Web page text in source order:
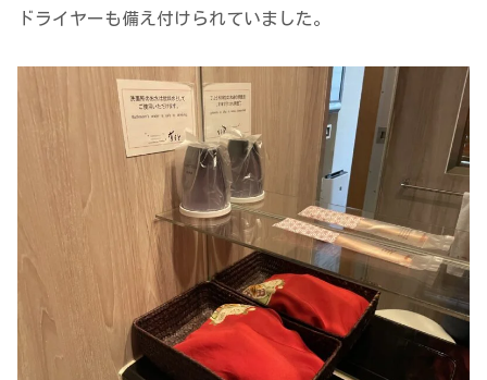
ドライヤーも備え付けられていました。